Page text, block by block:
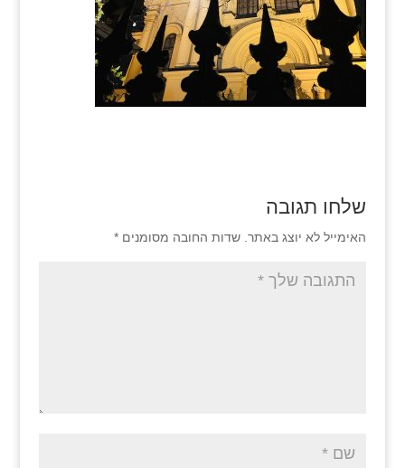
שלחו תגובה
האימייל לא יוצג באתר. שדות החובה מסומנים *